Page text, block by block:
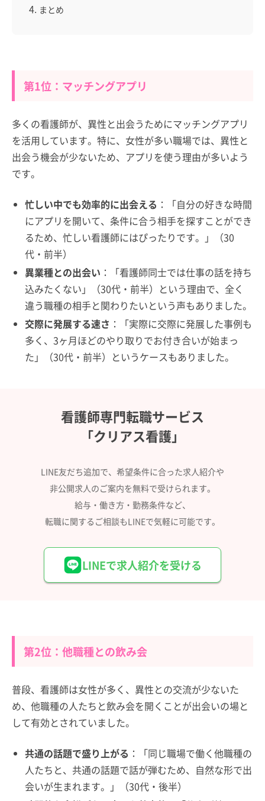
まとめ
第1位：マッチングアプリ
多くの看護師が、異性と出会うためにマッチングアプリ
を活用しています。特に、女性が多い職場では、異性と
出会う機会が少ないため、アプリを使う理由が多いよう
です。
忙しい中でも効率的に出会える ：「自分の好きな時間
にアプリを開いて、条件に合う相手を探すことができ
るため、忙しい看護師にはぴったりです。」（30
代・前半）
異業種との出会い ：「看護師同士では仕事の話を持ち
込みたくない」（30代・前半）という理由で、全く
違う職種の相手と関わりたいという声もありました。
交際に発展する速さ ：「実際に交際に発展した事例も
多く、3ヶ月ほどのやり取りでお付き合いが始まっ
た」（30代・前半）というケースもありました。
看護師専門転職サービス
「クリアス看護」
LINE友だち追加で、希望条件に合った求人紹介や
非公開求人のご案内を無料で受けられます。
給与・働き方・勤務条件など、
転職に関するご相談もLINEで気軽に可能です。
LINEで求人紹介を受ける
第2位：他職種との飲み会
普段、看護師は女性が多く、異性との交流が少ないた
め、他職種の人たちと飲み会を開くことが出会いの場と
して有効とされていました。
共通の話題で盛り上がる ：「同じ職場で働く他職種の
人たちと、共通の話題で話が弾むため、自然な形で出
会いが生まれます。」（30代・後半）